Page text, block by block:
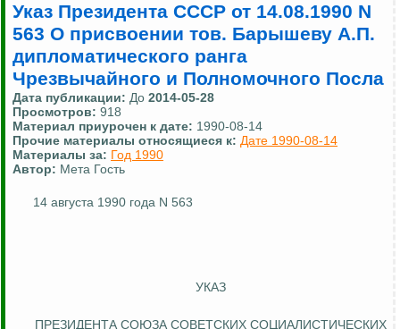
Указ Президента СССР от 14.08.1990 N
563 О присвоении тов. Барышеву А.П.
дипломатического ранга
Чрезвычайного и Полномочного Посла
Дата публикации: До 2014-05-28
Просмотров: 918
Материал приурочен к дате: 1990-08-14
Прочие материалы относящиеся к: Дате 1990-08-14
Материалы за: Год 1990
Автор: Мета Гость
14 августа 1990 года N 563
УКАЗ
ПРЕЗИДЕНТА СОЮЗА СОВЕТСКИХ СОЦИАЛИСТИЧЕСКИХ